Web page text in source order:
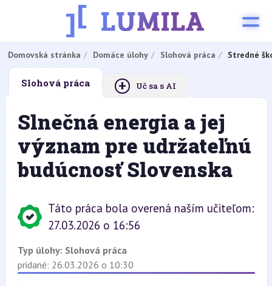
Domovská stránka Domáce úlohy Slohová práca Stredné
Slohová práca + Uč sa s AI
Slnečná energia a jej
význam pre udržateľnú
budúcnosť Slovenska
Táto práca bola overená naším učiteľom:
27.03.2026 o 16:56
Typ úlohy: Slohová práca
pridané: 26.03.2026 o 10:30